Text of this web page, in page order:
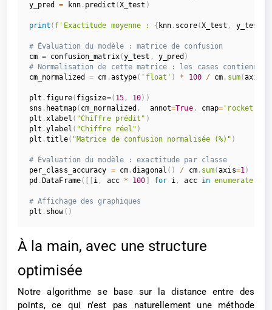
y_pred = knn. predict (X_test )
print ( f'Exactitude moyenne : { knn . score(X_test , y_test
# Évaluation du modèle : matrice de confusion
cm = confusion_matrix(y_test , y_pred )
# Normalisation de cette matrice : les cases
cm_normalized = cm .astype( 'float' ) * 100 / cm . sum(axis
plt . figure( figsize=( 15 , 10) )
sns . heatmap( cm_normalized ,
  annot
=True, cmap= 'rocket'
plt .xlabel ( "Chiffre prédit" )
plt .ylabel ( "Chiffre réel" )
plt .title( "Matrice de confusion normalisée (%)" )
# Évaluation du modèle : exactitude par classe
per_class_accuracy = cm .diagonal ( ) / cm. sum(axis=1)
pd . DataFrame( i , acc * 100 for i , acc in enumerate
# Affichage des graphiques
plt . show( )
À la main, avec une structure
optimisée
Notre algorithme se base sur la distance entre des
points, ce qui n’est pas naturellement une méthode